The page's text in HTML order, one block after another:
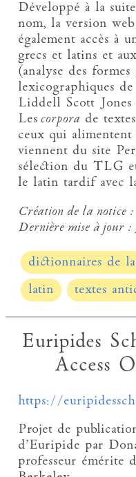
Développé à la
nom, la version
également accès à
grecs et latins et
(analyse des
lexicographiques
Liddell Scott
Lescorpora de
ceux qui
viennent du site
sélection du TLG
le latin tardif avec
Création de la notice
Dernière mise à jour :
dictionnaires de
latin
textes
Euripides
Access
https://
Projet de
d’Euripide par
professeur émérite